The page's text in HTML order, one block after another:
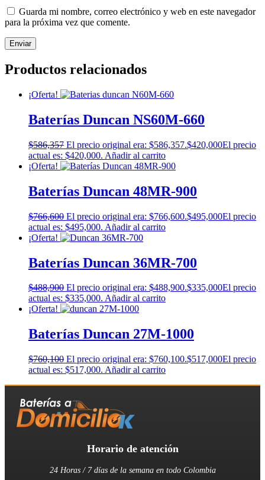
Guarda mi nombre, correo electrónico y web en este navegador
para la próxima vez que comente.
Productos relacionados
¡Oferta!
Baterías Duncan NS60M-660
$586,357 El precio original era: $586,357.$420,000El precio
actual es: $420,000. Añadir al carrito
¡Oferta!
Baterías Duncan 48MR-900
$766,600 El precio original era: $766,600.$495,000El precio
actual es: $495,000. Añadir al carrito
¡Oferta!
Baterías Duncan 36MR-700
$488,900 El precio original era: $488,900.$335,000El precio
actual es: $335,000. Añadir al carrito
¡Oferta!
Baterías Duncan 27M-1000
$760,100 El precio original era: $760,100.$517,000El precio
actual es: $517,000. Añadir al carrito
Horario de atención
24 Horas / 7 días de la semana en todo Colombia